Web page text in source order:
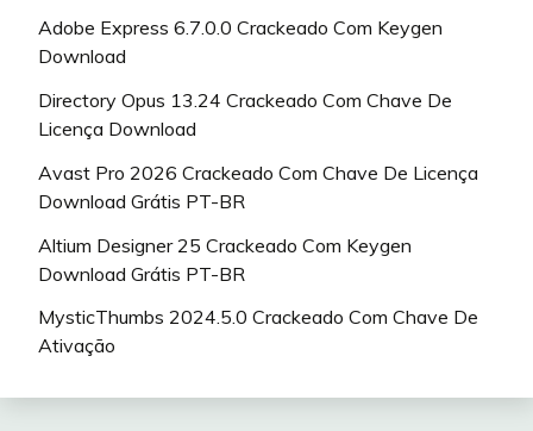
Adobe Express 6.7.0.0 Crackeado Com Keygen
Download
Directory Opus 13.24 Crackeado Com Chave De
Licença Download
Avast Pro 2026 Crackeado Com Chave De Licença
Download Grátis PT-BR
Altium Designer 25 Crackeado Com Keygen
Download Grátis PT-BR
MysticThumbs 2024.5.0 Crackeado Com Chave De
Ativação